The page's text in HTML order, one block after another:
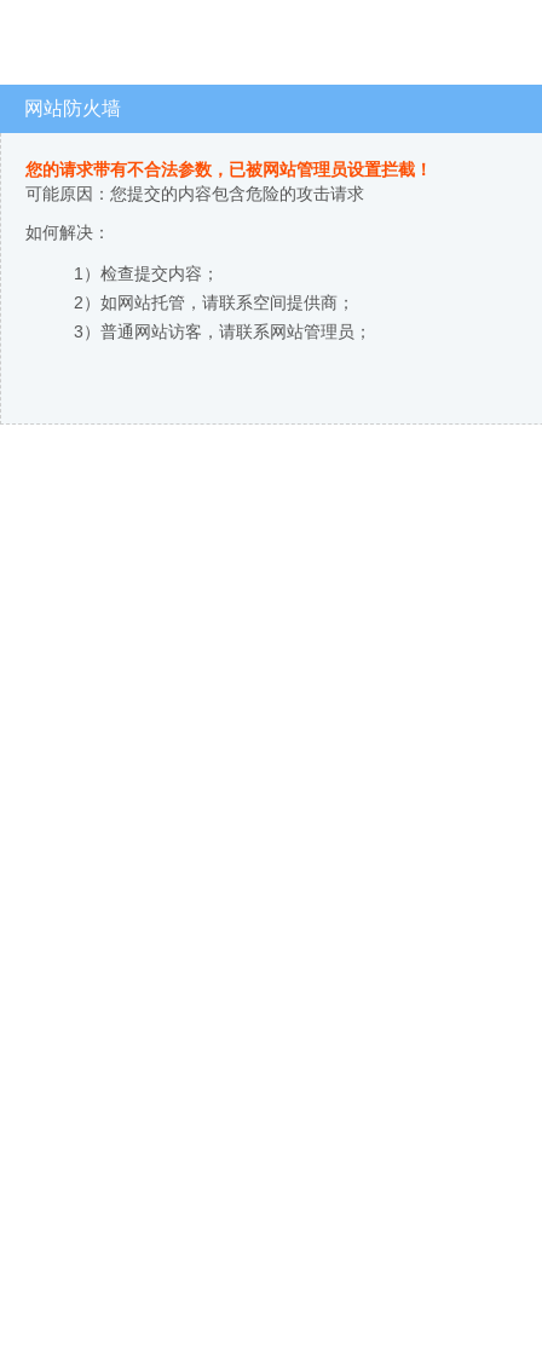
网站防火墙
您的请求带有不合法参数，已被网站管理员设置拦截！
可能原因：您提交的内容包含危险的攻击请求
如何解决：
1）检查提交内容；
2）如网站托管，请联系空间提供商；
3）普通网站访客，请联系网站管理员；